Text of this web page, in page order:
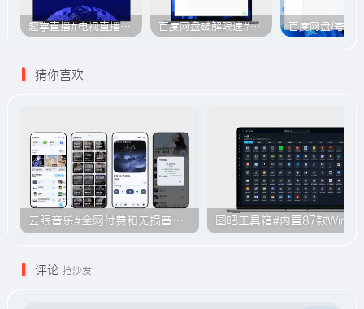
趣享直播#电视直播软件#2000+个超清直播频道#支持电视和安卓手机 百度网盘破解限速#突破官方限速#满速下载#A614
猜你喜欢
云眠音乐#全网付费和无损音乐下载功能#支持导入酷我/QQ/酷狗平台歌单#B010
评论 抢沙发